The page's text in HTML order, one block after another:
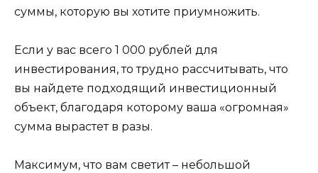
суммы, которую вы хотите приумножить.
Если у вас всего 1 000 рублей для
инвестирования, то трудно рассчитывать, что
вы найдете подходящий инвестиционный
объект, благодаря которому ваша «огромная»
сумма вырастет в разы.
Максимум, что вам светит – небольшой